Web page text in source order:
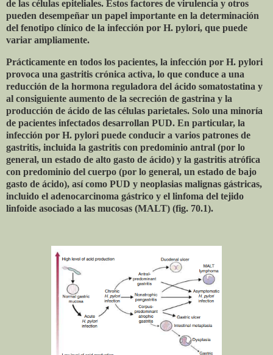
de las células epiteliales. Estos factores de virulencia y otros
pueden desempeñar un papel importante en la determinación
del fenotipo clínico de la infección por H. pylori, que puede
variar ampliamente.
Prácticamente en todos los pacientes, la infección por H. pylori
provoca una gastritis crónica activa, lo que conduce a una
reducción de la hormona reguladora del ácido somatostatina y
al consiguiente aumento de la secreción de gastrina y la
producción de ácido de las células parietales. Solo una minoría
de pacientes infectados desarrollan PUD. En particular, la
infección por H. pylori puede conducir a varios patrones de
gastritis, incluida la gastritis con predominio antral (por lo
general, un estado de alto gasto de ácido) y la gastritis atrófica
con predominio del cuerpo (por lo general, un estado de bajo
gasto de ácido), así como PUD y neoplasias malignas gástricas,
incluido el adenocarcinoma gástrico y el linfoma del tejido
linfoide asociado a las mucosas (MALT) (fig. 70.1).